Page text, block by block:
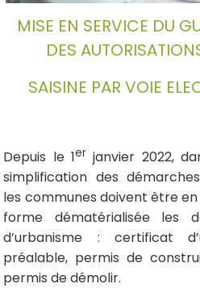
MISE EN SERVICE DU
DES
SAISINE PAR VOIE
Depuis le 1er janvier 2022,
simplification des
les communes doivent être
forme dématérialisée les
d’urbanisme : certificat
préalable, permis de
permis de démolir.